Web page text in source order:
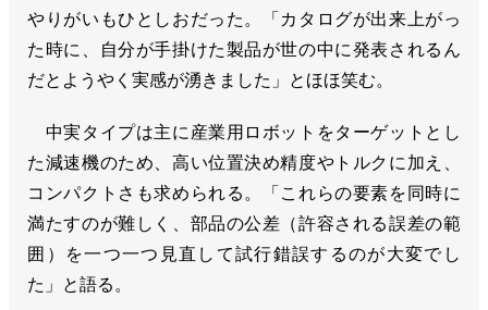
やりがいもひとしおだった。「カタログが出来上がっ
た時に、自分が手掛けた製品が世の中に発表されるん
だとようやく実感が湧きました」とほほ笑む。
中実タイプは主に産業用ロボットをターゲットとし
た減速機のため、高い位置決め精度やトルクに加え、
コンパクトさも求められる。「これらの要素を同時に
満たすのが難しく、部品の公差（許容される誤差の範
囲）を一つ一つ見直して試行錯誤するのが大変でし
た」と語る。